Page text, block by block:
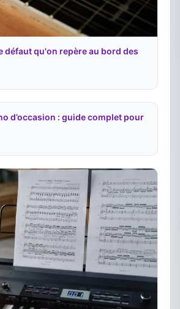
défaut qu'on repère au bord des
d’occasion : guide complet pour